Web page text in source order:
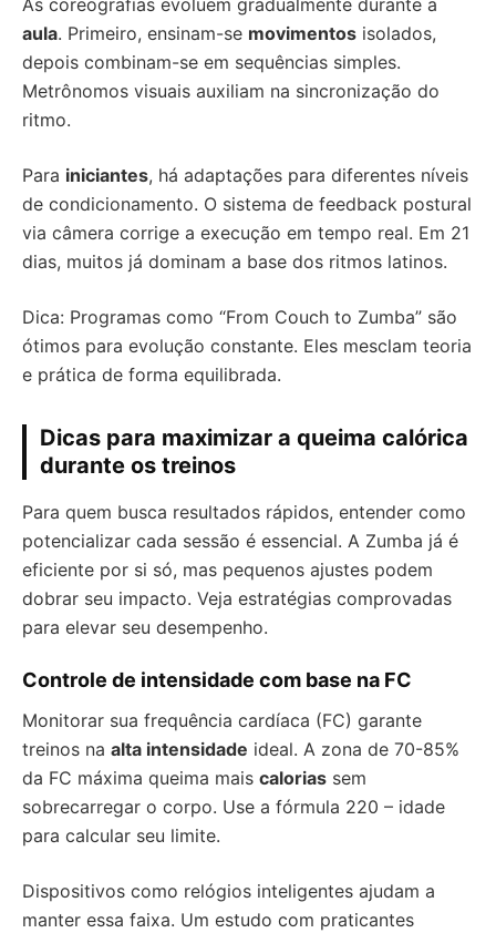
As coreografias evoluem gradualmente durante a
aula. Primeiro, ensinam-se movimentos isolados,
depois combinam-se em sequências simples.
Metrônomos visuais auxiliam na sincronização do
ritmo.
Para iniciantes, há adaptações para diferentes níveis
de condicionamento. O sistema de feedback postural
via câmera corrige a execução em tempo real. Em 21
dias, muitos já dominam a base dos ritmos latinos.
Dica: Programas como “From Couch to Zumba” são
ótimos para evolução constante. Eles mesclam teoria
e prática de forma equilibrada.
Dicas para maximizar a queima calórica
durante os treinos
Para quem busca resultados rápidos, entender como
potencializar cada sessão é essencial. A Zumba já é
eficiente por si só, mas pequenos ajustes podem
dobrar seu impacto. Veja estratégias comprovadas
para elevar seu desempenho.
Controle de intensidade com base na FC
Monitorar sua frequência cardíaca (FC) garante
treinos na alta intensidade ideal. A zona de 70-85%
da FC máxima queima mais calorias sem
sobrecarregar o corpo. Use a fórmula 220 – idade
para calcular seu limite.
Dispositivos como relógios inteligentes ajudam a
manter essa faixa. Um estudo com praticantes